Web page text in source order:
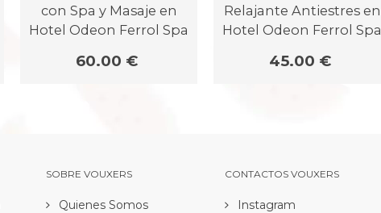
con Spa y Masaje en
Hotel Odeon Ferrol Spa
60.00 €
Relajante Antiestres en
Hotel Odeon Ferrol Spa
45.00 €
SOBRE VOUXERS
Quienes Somos
CONTACTOS VOUXERS
Instagram